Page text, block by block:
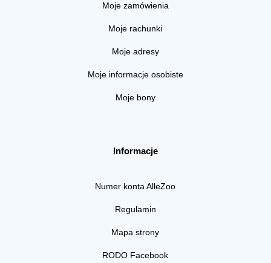
Moje zamówienia
Moje rachunki
Moje adresy
Moje informacje osobiste
Moje bony
Informacje
Numer konta AlleZoo
Regulamin
Mapa strony
RODO Facebook